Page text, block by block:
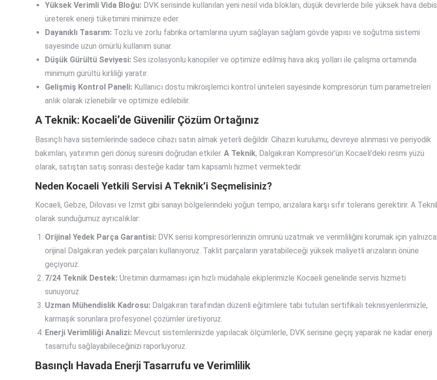
Yüksek Verimli Vida Bloğu: DVK serisinde kullanılan yeni nesil vida blokları, düşük devirlerde bile yüksek hava
üreterek enerji tüketimini minimize eder.
Dayanıklı Tasarım: Tozlu ve zorlu fabrika ortamlarına uyum sağlayan sağlam gövde yapısı ve soğutma sistemi
sayesinde uzun ömürlü kullanım sunar.
Düşük Gürültü Seviyesi: Ses izolasyonlu kanopiler ve optimize edilmiş hava akış yolları ile çalışma ortamında
minimum gürültü kirliliği yaratır.
Gelişmiş Kontrol Paneli: Kullanıcı dostu mikroişlemci kontrol üniteleri sayesinde kompresörün tüm parametreleri
anlık olarak izlenebilir ve optimize edilebilir.
A Teknik: Kocaeli’de Güvenilir Çözüm Ortağınız
Basınçlı hava sistemlerinde sadece cihazı satın almak yeterli değildir. Cihazın kurulumu, devreye alınması ve periyodik
bakımları, yatırımın geri dönüş süresini doğrudan etkiler. A Teknik, Dalgakıran Kompresör’ün Kocaeli’deki resmi yüzü
olarak, satıştan satış sonrası desteğe kadar tam kapsamlı hizmet vermektedir.
Neden Kocaeli Yetkili Servisi A Teknik’i Seçmelisiniz?
Kocaeli, Gebze, Dilovası ve İzmit gibi sanayi bölgelerindeki yoğun tempo, arızalara karşı sıfır tolerans gerektirir. A
olarak sunduğumuz ayrıcalıklar:
Orijinal Yedek Parça Garantisi: DVK serisi kompresörlerinizin ömrünü uzatmak ve verimliliğini korumak için yalnızca
orijinal Dalgakıran yedek parçaları kullanıyoruz. Taklit parçaların yaratabileceği yüksek maliyetli arızaların önüne
geçiyoruz.
7/24 Teknik Destek: Üretimin durmaması için hızlı müdahale ekiplerimizle Kocaeli genelinde servis hizmeti
sunuyoruz.
Uzman Mühendislik Kadrosu: Dalgakıran tarafından düzenli eğitimlere tabi tutulan sertifikalı teknisyenlerimizle,
karmaşık sorunlara profesyonel çözümler üretiyoruz.
Enerji Verimliliği Analizi: Mevcut sistemlerinizde yapılacak ölçümlerle, DVK serisine geçiş yaparak ne kadar enerji
tasarrufu sağlayabileceğinizi raporluyoruz.
Basınçlı Havada Enerji Tasarrufu ve Verimlilik